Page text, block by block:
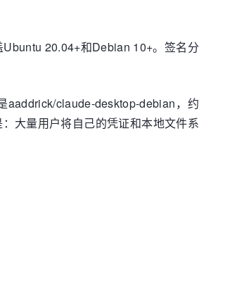
20.04+和Debian 10+。签名分
claude-desktop-debian，约
大量用户将自己的凭证和本地文件系